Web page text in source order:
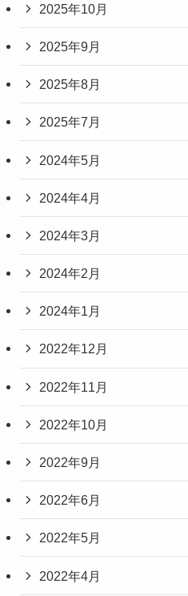
2025年10月
2025年9月
2025年8月
2025年7月
2024年5月
2024年4月
2024年3月
2024年2月
2024年1月
2022年12月
2022年11月
2022年10月
2022年9月
2022年6月
2022年5月
2022年4月